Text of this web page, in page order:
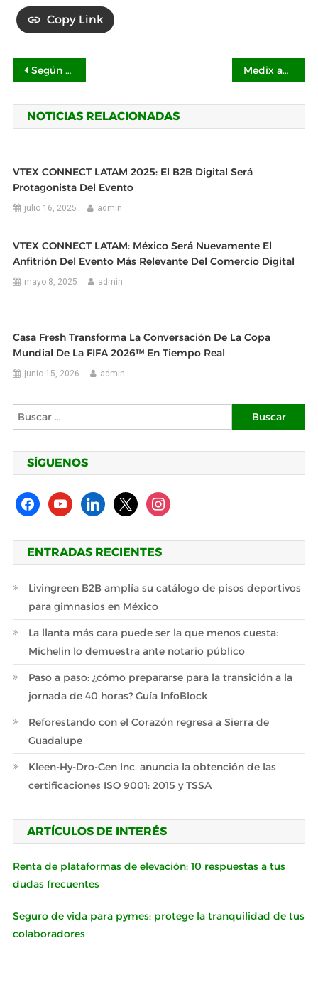
Copy Link
Navegación
de
entradas
Según Markexis, cinco perfiles de viajeros marcarán el turismo en México durante el Mundial 2026 Medix apuesta por la evolución de la medicina con la primera edición de InnMedix en México
NOTICIAS RELACIONADAS
VTEX CONNECT LATAM 2025: El B2B Digital Será
Protagonista Del Evento
julio 16, 2025 admin
VTEX CONNECT LATAM: México Será Nuevamente El
Anfitrión Del Evento Más Relevante Del Comercio Digital
mayo 8, 2025 admin
Casa Fresh Transforma La Conversación De La Copa
Mundial De La FIFA 2026™ En Tiempo Real
junio 15, 2026 admin
Buscar:
SÍGUENOS
facebookyoutubelinkedin
x instagram
ENTRADAS RECIENTES
Livingreen B2B amplía su catálogo de pisos deportivos
para gimnasios en México
La llanta más cara puede ser la que menos cuesta:
Michelin lo demuestra ante notario público
Paso a paso: ¿cómo prepararse para la transición a la
jornada de 40 horas? Guía InfoBlock
Reforestando con el Corazón regresa a Sierra de
Guadalupe
Kleen-Hy-Dro-Gen Inc. anuncia la obtención de las
certificaciones ISO 9001: 2015 y TSSA
ARTÍCULOS DE INTERÉS
Renta de plataformas de elevación: 10 respuestas a tus
dudas frecuentes
Seguro de vida para pymes: protege la tranquilidad de tus
colaboradores